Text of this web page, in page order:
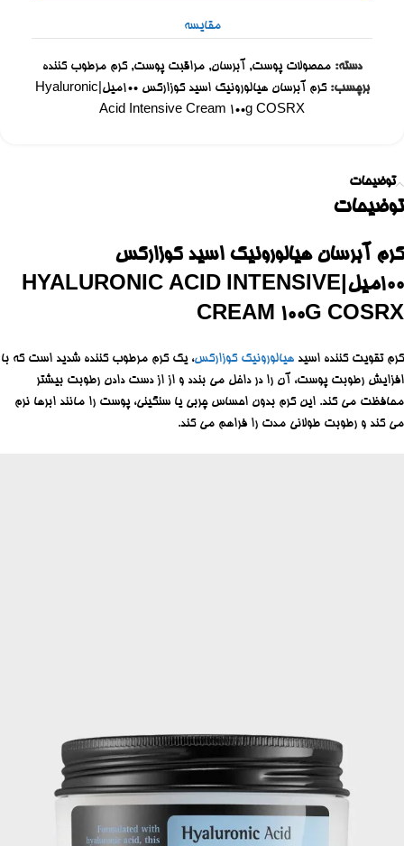
مقایسه
دسته: محصولات پوست, آبرسان, مراقبت پوست, کرم مرطوب کننده
برچسب:
کرم آبرسان هیالورونیک اسید کوزارکس 100میل|Hyaluronic
Acid Intensive Cream 100g COSRX
توضیحات
توضیحات
کرم آبرسان هیالورونیک اسید کوزارکس
100میل|HYALURONIC ACID INTENSIVE
CREAM 100G COSRX
کرم تقویت کننده اسید هیالورونیک کوزارکس، یک کرم مرطوب کننده شدید است که با
افزایش رطوبت پوست، آن را در داخل می بندد و از از دست دادن رطوبت بیشتر
محافظت می کند. این کرم بدون احساس چربی یا سنگینی، پوست را مانند ابرها نرم
می کند و رطوبت طولانی مدت را فراهم می کند.